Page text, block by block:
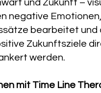
und Zukunft –
negative
bearbeitet und
Zukunftsziele
werden.
mit Time Line